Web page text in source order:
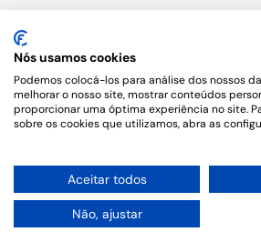
Copyright © 2026. All
Nós usamos cookies
Podemos colocá-los para análise dos nossos
melhorar o nosso site, mostrar conteúdos
proporcionar uma óptima experiência no site.
sobre os cookies que utilizamos, abra as
Aceitar todos
Não, ajustar